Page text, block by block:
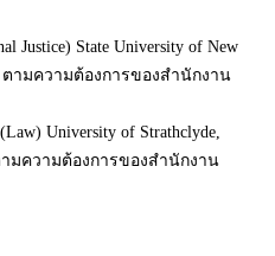
Justice) State University of New
ตามความต้องการของสำนักงาน
University of Strathclyde,
มความต้องการของสำนักงาน